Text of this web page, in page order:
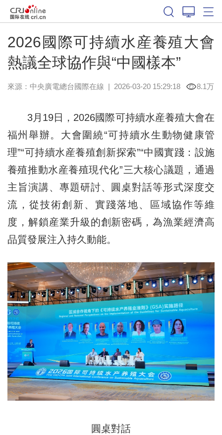
2026國際可持續水産養殖大會
熱議全球協作與“中國樣本”
來源：中央廣電總台國際在線 | 2026-03-20 15:29:18 8.1万
3月19日，2026國際可持續水産養殖大會在
福州舉辦。大會圍繞“可持續水生動物健康管
理”“可持續水産養殖創新探索”“中國實踐：設施
養殖推動水産養殖現代化”三大核心議題，通過
主旨演講、專題研討、圓桌對話等形式深度交
流，從技術創新、實踐落地、區域協作等維
度，解鎖産業升級的創新密碼，為漁業經濟高
品質發展注入持久動能。
圓桌對話